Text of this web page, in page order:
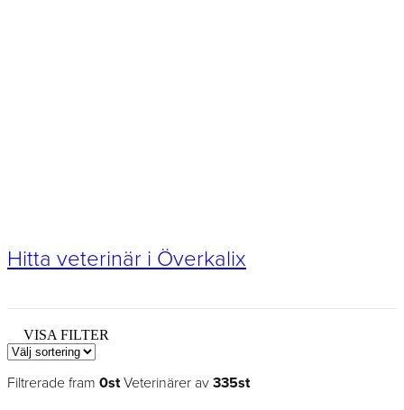
Hitta veterinär i Överkalix
VISA FILTER
Filtrerade fram 0stVeterinärer av 335st